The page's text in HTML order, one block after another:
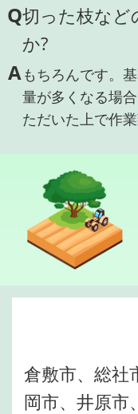
Q切った枝など
か?
Aもちろんです。
量が多くなる場
ただいた上で作業
倉敷市、総社
岡市、井原市